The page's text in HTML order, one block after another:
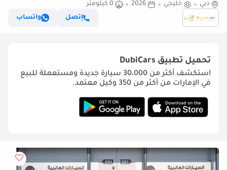
سقف، DVD وكاميرا خلفية،
دبي خليجي 2026
0 كيلومتر
إتصل
واتساب
تحميل تطبيق DubiCars
استكشف أكثر من 30،000 سيارة جديدة ومستعملة للبيع
في الإمارات من أكثر من 350 وكيل معتمد.